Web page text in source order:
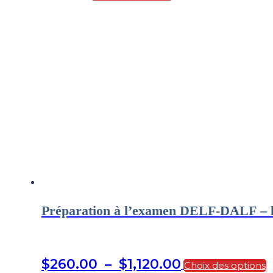
Préparation à l’examen DELF-DALF –
$260.00 – $1,120.00Plage
Choix des options